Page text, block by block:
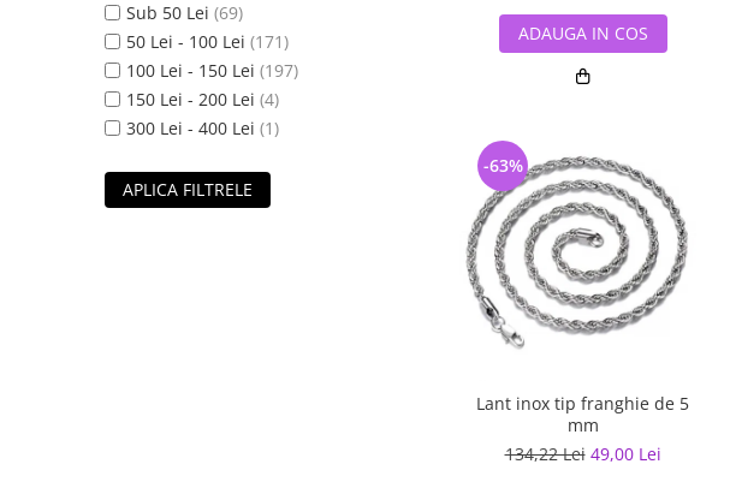
Sub 50 Lei (69)
50 Lei - 100 Lei (171)
100 Lei - 150 Lei (197)
150 Lei - 200 Lei (4)
300 Lei - 400 Lei (1)
APLICA FILTRELE
ADAUGA IN COS
Lant inox tip franghie de 5
mm
134,22 Lei 49,00 Lei
-63%